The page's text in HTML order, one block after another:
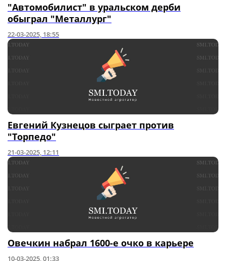
"Автомобилист" в уральском дерби
обыграл "Металлург"
22-03-2025, 18:55
Евгений Кузнецов сыграет против
"Торпедо"
21-03-2025, 12:11
Овечкин набрал 1600-е очко в карьере
10-03-2025, 01:33